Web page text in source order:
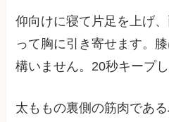
仰向けに寝て片足を上げ
って胸に引き寄せます。
構いません。20秒キープ
太ももの裏側の筋肉であ